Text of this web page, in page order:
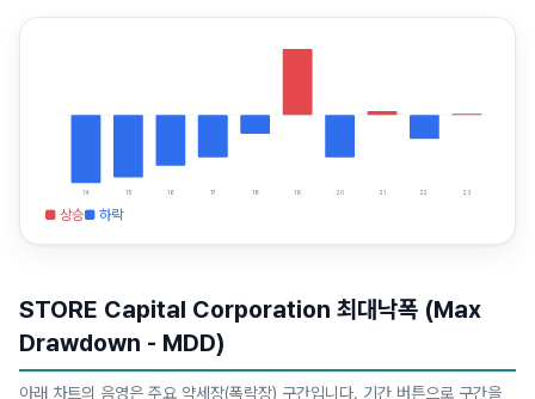
14 15 16 17 18 19 20 21 22 23
■ 상승■ 하락
STORE Capital Corporation 최대낙폭 (Max
Drawdown - MDD)
아래 차트의 음영은 주요 약세장(폭락장) 구간입니다. 기간 버튼으로 구간을